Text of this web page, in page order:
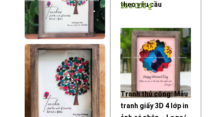
theo yêu cầu
250.000₫
Tranh thủ công: Mẫu
tranh giấy 3D 4 lớp in